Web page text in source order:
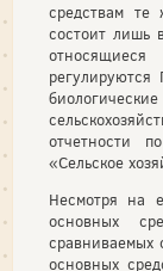
средствам
состоит лишь
относящиеся
отчетности
«Сельское
Несмотря на
основных
сравниваемых
основных